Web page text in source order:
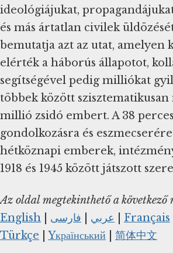
ideológiájukat,
és más ártatlan civilek
bemutatja azt az utat, amelyen
elérték a háborús állapotot,
segítségével pedig milliókat
többek között szisztematikusan
millió zsidó embert. A 38
gondolkozásra és
hétköznapi emberek,
1918 és 1945 között játszott
Az oldal megtekinthető a következő
English
عربي فارسی Français
Türkçe
Yкраїнський 简体中文